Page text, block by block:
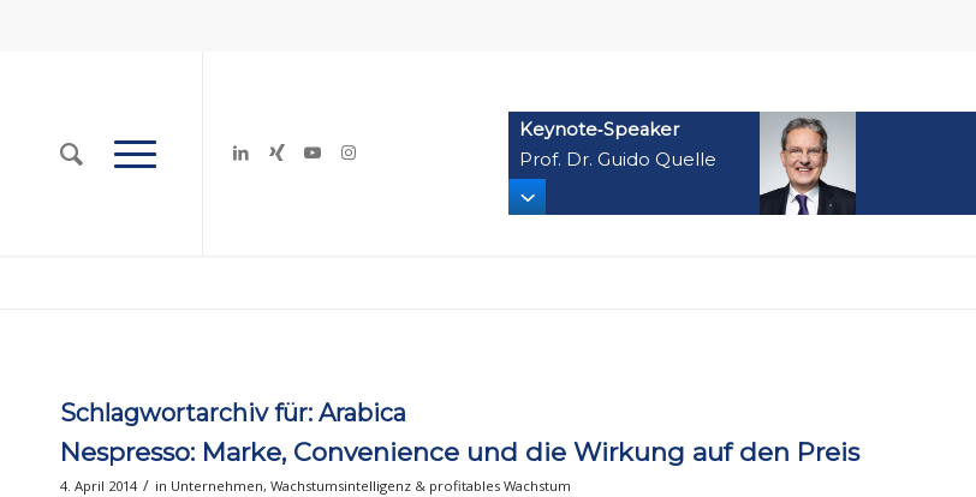
Keynote‑Speaker
Prof. Dr. Guido Quelle
Schlagwortarchiv für: Arabica
Nespresso: Marke, Convenience und die Wirkung auf den Preis
4. April 2014 / in Unternehmen, Wachstumsintelligenz & profitables Wachstum